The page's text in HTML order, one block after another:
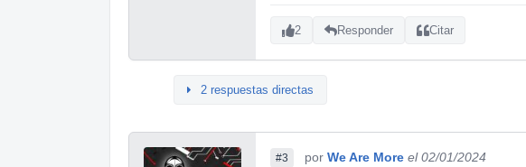
2 Responder Citar
2 respuestas directas
#3 por We Are More el 02/01/2024